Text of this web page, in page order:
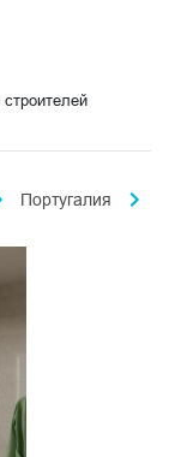
Португалия